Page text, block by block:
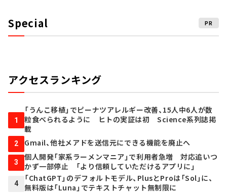
Special PR
アクセスランキング
1
「うんこ移植」でピーナツアレルギー改善、15人中6人が数
粒食べられるように ヒトの実証は初 Science系列誌掲
載
2 Gmail、他社メアドを送信元にできる機能を廃止へ
3
個人開発「家系ラーメンマニア」で利用者急増 対応追いつ
かず一部停止 「より信頼していただけるアプリに」
4
「ChatGPT」のデフォルトモデル、PlusとProは「Sol」に、
無料版は「Luna」でテキストチャット無制限に